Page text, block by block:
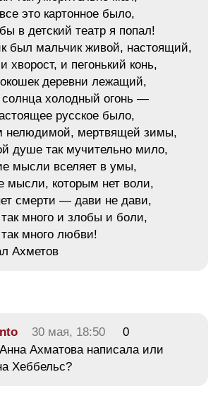
это картонное было,
в детский театр я попал!
был мальчик живой, настоящий,
хворост, и пегонький конь,
деревни лежащий,
солнца холодный огонь —
русское было,
нелюдимой, мертвящей зимы,
душе так мучительно мило,
мысли вселяет в умы,
мысли, которым нет воли,
смерти — дави не дави,
много и злобы и боли,
много любви!
Ахметов
30 мая, 18:50
0
Ахматова написала или
Хеббельс?